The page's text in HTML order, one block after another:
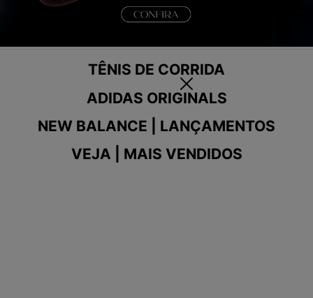
TÊNIS DE CORRIDA
ADIDAS ORIGINALS
NEW BALANCE | LANÇAMENTOS
VEJA | MAIS VENDIDOS